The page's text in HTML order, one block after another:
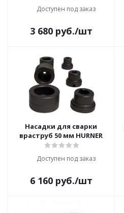
Доступен под заказ
3 680руб./шт
Насадки для сварки
враструб 50 мм HURNER
Доступен под заказ
6 160руб./шт